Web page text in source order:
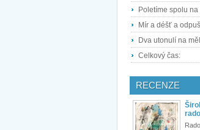
Poletíme spolu
Mír a déšť a
Dva utonulí na
Celkový čas:
RECENZE